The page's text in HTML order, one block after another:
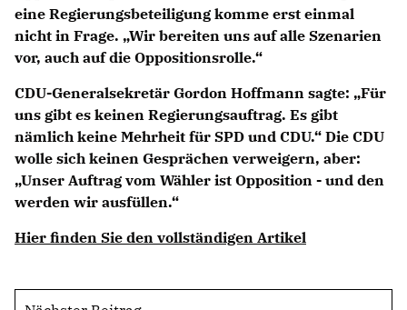
eine Regierungsbeteiligung komme erst einmal
nicht in Frage. „Wir bereiten uns auf alle Szenarien
vor, auch auf die Oppositionsrolle.“
CDU-Generalsekretär Gordon Hoffmann sagte: „Für
uns gibt es keinen Regierungsauftrag. Es gibt
nämlich keine Mehrheit für SPD und CDU.“ Die CDU
wolle sich keinen Gesprächen verweigern, aber:
Unser Auftrag vom Wähler ist Opposition - und den
werden wir ausfüllen.“
Hier finden Sie den vollständigen Artikel